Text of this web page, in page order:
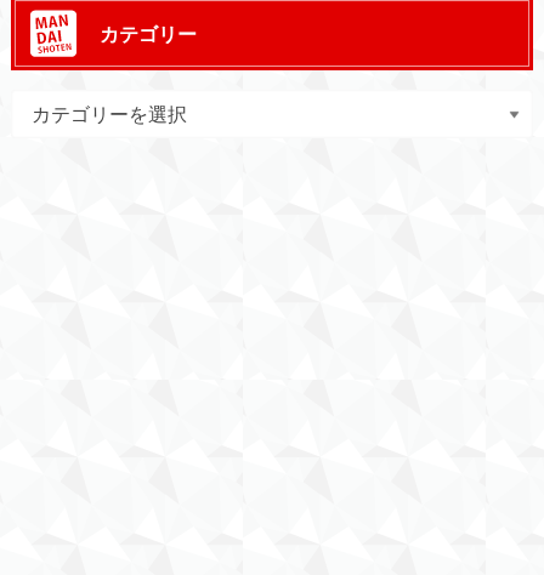
カテゴリー